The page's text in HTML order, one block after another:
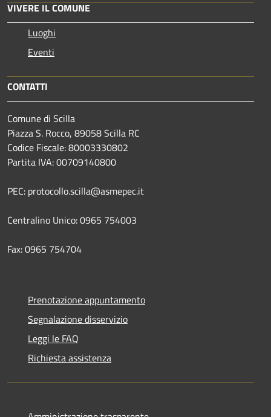
VIVERE IL COMUNE
Luoghi
Eventi
CONTATTI
Comune di Scilla
Piazza S. Rocco, 89058 Scilla RC
Codice Fiscale: 80003330802
Partita IVA: 00709140800
PEC: protocollo.scilla@asmepec.it
Centralino Unico: 0965 754003
Fax: 0965 754704
Prenotazione appuntamento
Segnalazione disservizio
Leggi le FAQ
Richiesta assistenza